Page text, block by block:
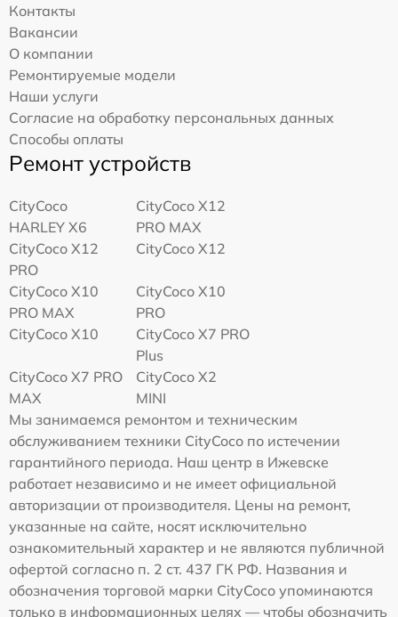
Контакты
Вакансии
О компании
Ремонтируемые модели
Наши услуги
Согласие на обработку персональных данных
Способы оплаты
Ремонт устройств
CityCoco
HARLEY X6
CityCoco X12
PRO MAX
CityCoco X12
PRO
CityCoco X12
CityCoco X10
PRO MAX
CityCoco X10
PRO
CityCoco X10
CityCoco X7 PRO
Plus
CityCoco X7 PRO
MAX
CityCoco X2
MINI
Мы занимаемся ремонтом и техническим
обслуживанием техники CityCoco по истечении
гарантийного периода. Наш центр в Ижевске
работает независимо и не имеет официальной
авторизации от производителя. Цены на ремонт,
указанные на сайте, носят исключительно
ознакомительный характер и не являются публичной
офертой согласно п. 2 ст. 437 ГК РФ. Названия и
обозначения торговой марки CityCoco упоминаются
только в информационных целях — чтобы обозначить